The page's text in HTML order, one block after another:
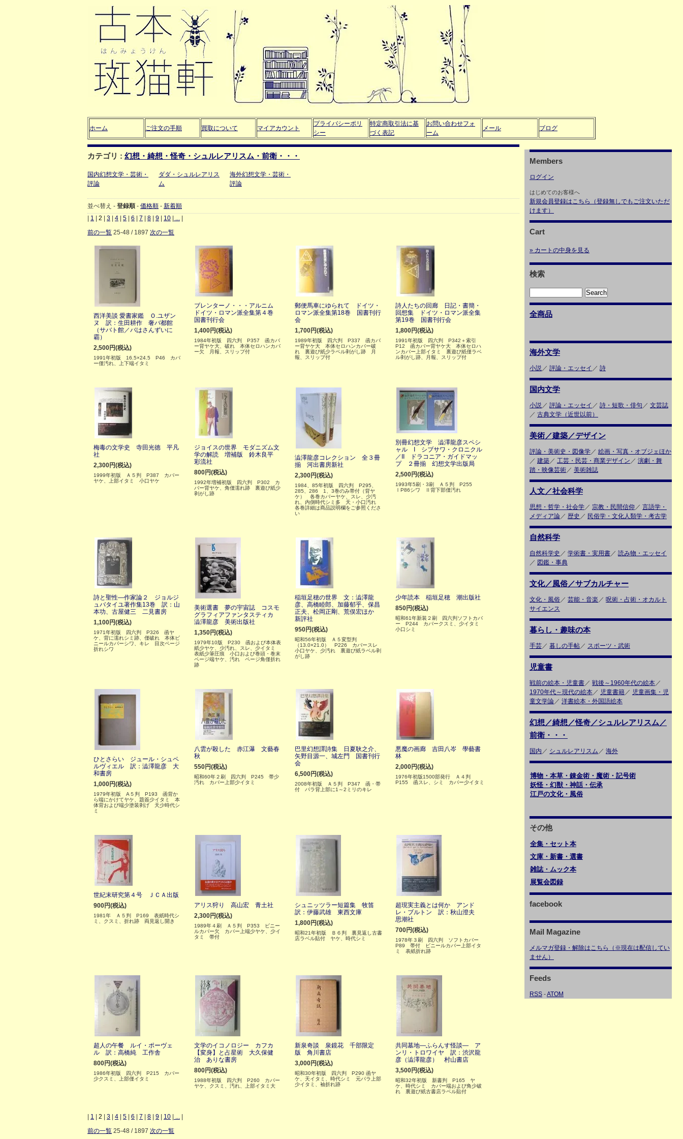
ホーム ご注文の手順 買取について マイアカウント
プライバシーポリ
シー
特定商取引法に基
づく表記
お問い合わせフォ
ーム
メール ブログ
カテゴリ : 幻想・綺想・怪奇・シュルレアリスム・前衛・・・
国内幻想文学・芸術・
評論
ダダ・シュルレアリス
ム
海外幻想文学・芸術・
評論
並べ替え - 登録順 - 価格順 - 新着順
1 2 3 4 5 6 7 8 9 10 ...
前の一覧 25-48 / 1897 次の一覧
西洋美談 愛書家鑑 Ｏ.ユザン
ヌ 訳：生田耕作 奢バ都館
（サバト館／バはさんずいに
霸）
2,500円(税込)
1991年初版 16.5×24.5 P46 カバ
ー僅汚れ、上下端イタミ
ブレンターノ・・・アルニム
ドイツ・ロマン派全集第４巻
国書刊行会
1,400円(税込)
1984年初版 四六判 P357 函カバ
ー背ヤケ大、破れ 本体セロハンカバ
ー欠 月報、スリップ付
郵便馬車にゆられて ドイツ・
ロマン派全集第18巻 国書刊行
会
1,700円(税込)
1989年初版 四六判 P337 函カバ
ー背ヤケ大 本体セロハンカバー破
れ 裏遊び紙少ラベル剥がし跡 月
報、スリップ付
詩人たちの回廊 日記・書簡・
回想集 ドイツ・ロマン派全集
第19巻 国書刊行会
1,800円(税込)
1991年初版 四六判 P342＋索引
P12 函カバー背ヤケ大 本体セロハ
ンカバー上部イタミ 裏遊び紙僅ラベ
ル剥がし跡、月報、スリップ付
梅毒の文学史 寺田光徳 平凡
社
2,300円(税込)
1999年初版 Ａ５判 P387 カバー
ヤケ、上部イタミ 小口ヤケ
ジョイスの世界 モダニズム文
学の解読 増補版 鈴木良平
彩流社
800円(税込)
1992年増補初版 四六判 P302 カ
バー背ヤケ、角僅濡れ跡 裏遊び紙少
剥がし跡
澁澤龍彦コレクション 全３冊
揃 河出書房新社
2,300円(税込)
1984、85年初版 四六判 P295、
285、286 1、3巻のみ帯付（背ヤ
ケ） 各巻カバーヤケ、スレ、少汚
れ、内側時代シミ多 天・小口汚れ
各巻詳細は商品説明欄をご参照くださ
い
別冊幻想文学 澁澤龍彦スペシ
ャル I シブサワ・クロニクル
／II ドラコニア・ガイドマッ
プ ２冊揃 幻想文学出版局
2,500円(税込)
1993年5刷・3刷 Ａ５判 P255
ⅠP86シワ Ⅱ背下部僅汚れ
詩と聖性―作家論２ ジョルジ
ュバタイユ著作集13巻 訳：山
本功、古屋健三 二見書房
1,100円(税込)
1971年初版 四六判 P326 函ヤ
ケ、背に濡れシミ跡、僅破れ 本体ビ
ニールカバーシワ、キレ 目次ページ
折れシワ
美術選書 夢の宇宙誌 コスモ
グラフィアファンタスティカ
澁澤龍彦 美術出版社
1,350円(税込)
1979年10版 P230 函および本体表
紙少ヤケ、少汚れ、スレ、少イタミ
表紙少筆圧痕 小口および巻頭・巻末
ページ端ヤケ、汚れ ページ角僅折れ
跡
稲垣足穂の世界 文：澁澤龍
彦、高橋睦郎、加藤郁乎、保昌
正夫、松岡正剛、荒俣宏ほか
新評社
950円(税込)
昭和56年初版 Ａ５変型判
（13.0×21.0） P226 カバースレ
小口ヤケ、少汚れ 裏遊び紙ラベル剥
がし跡
少年読本 稲垣足穂 潮出版社
850円(税込)
昭和61年新装２刷 四六判ソフトカバ
ー P244 カバークスミ、少イタミ
小口シミ
ひとさらい ジュール・シュペ
ルヴィエル 訳：澁澤龍彦 大
和書房
1,000円(税込)
1979年初版 A５判 P193 函背か
ら端にかけてヤケ、題簽少イタミ 本
体背および端少塗装剥げ 天少時代シ
ミ
八雲が殺した 赤江瀑 文藝春
秋
550円(税込)
昭和60年２刷 四六判 P245 帯少
汚れ カバー上部少イタミ
巴里幻想譯詩集 日夏耿之介、
矢野目源一、城左門 国書刊行
会
6,500円(税込)
2008年初版 Ａ５判 P347 函・帯
付 パラ背上部に1～2ミリのキレ
悪魔の画廊 吉田八岑 學藝書
林
2,000円(税込)
1976年初版1500部発行 Ａ４判
P155 函スレ、シミ カバー少イタミ
世紀末研究第４号 ＪＣＡ出版
900円(税込)
1981年 Ａ５判 P169 表紙時代シ
ミ、クスミ、折れ跡 両見返し開き
アリス狩り 高山宏 青土社
2,300円(税込)
1989年４刷 Ａ５判 P353 ビニー
ルカバー欠 カバー上端少ヤケ、少イ
タミ 帯付
シュニッツラー短篇集 牧笛
訳：伊藤武雄 東西文庫
1,800円(税込)
昭和21年初版 Ｂ６判 裏見返し古書
店ラベル貼付 ヤケ、時代シミ
超現実主義とは何か アンド
レ・ブルトン 訳：秋山澄夫
思潮社
700円(税込)
1978年３刷 四六判 ソフトカバー
P89 帯付 ビニールカバー上部イタ
ミ 表紙折れ跡
超人の午餐 ルイ・ポーヴェ
ル 訳：高橋純 工作舎
800円(税込)
1986年初版 四六判 P215 カバー
少クスミ、上部僅イタミ
文学のイコノロジー カフカ
【変身】と占星術 大久保健
治 ありな書房
800円(税込)
1988年初版 四六判 P260 カバー
ヤケ、クスミ、汚れ、上部イタミ大
新泉奇談 泉鏡花 千部限定
版 角川書店
3,000円(税込)
昭和30年初版 四六判 P290 函ヤ
ケ、天イタミ、時代シミ 元パラ上部
少イタミ、袖折れ跡
共同墓地―ふらんす怪談― ア
ンリ・トロワイヤ 訳：渋沢龍
彦（澁澤龍彦） 村山書店
3,500円(税込)
昭和32年初版 新書判 P165 ヤ
ケ、時代シミ カバー端および角少破
れ 裏遊び紙古書店ラベル貼付
1 2 3 4 5 6 7 8 9 10 ...
前の一覧 25-48 / 1897 次の一覧
Members
ログイン
はじめてのお客様へ
新規会員登録はこちら（登録無しでもご注文いただ
けます）
Cart
» カートの中身を見る
検索
全商品
海外文学
小説／ 評論・エッセイ ／ 詩
国内文学
小説／ 評論・エッセイ ／ 詩・短歌・俳句 ／ 文芸誌
／ 古典文学（近世以前）
美術／建築／デザイン
評論・美術史・図像学／ 絵画・写真・オブジェほか
／ 建築／ 工芸・民芸・商業デザイン ／ 演劇・舞
踏・映像芸術／ 美術雑誌
人文／社会科学
思想・哲学・社会学／ 宗教・民間信仰 ／ 言語学・
メディア論／ 歴史 ／ 民俗学・文化人類学・考古学
自然科学
自然科学史 ／ 学術書・実用書／ 読み物・エッセイ
／ 図鑑・事典
文化／風俗／サブカルチャー
文化・風俗／ 芸能・音楽 ／ 呪術・占術・オカルト
サイエンス
暮らし・趣味の本
手芸／ 暮しの手帖／ スポーツ・武術
児童書
戦前の絵本・児童書／ 戦後～1960年代の絵本／
1970年代～現代の絵本／ 児童書籍／ 児童画集・児
童文学論／ 洋書絵本・外国語絵本
幻想／綺想／怪奇／シュルレアリスム／
前衛・・・
国内 ／ シュルレアリスム ／ 海外
博物・本草・錬金術・魔術・記号術
妖怪・幻獣・神話・伝承
江戸の文化・風俗
その他
全集・セット本
文庫・新書・選書
雑誌・ムック本
展覧会図録
facebook
Mail Magazine
メルマガ登録・解除はこちら（※現在は配信してい
ません）
Feeds
RSS -ATOM